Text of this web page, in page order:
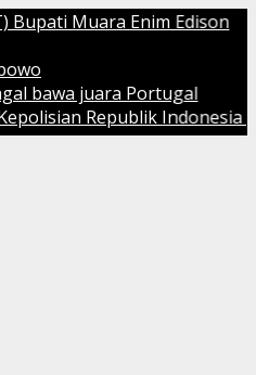
Enim Edison
Portugal
Indonesia (Polri)